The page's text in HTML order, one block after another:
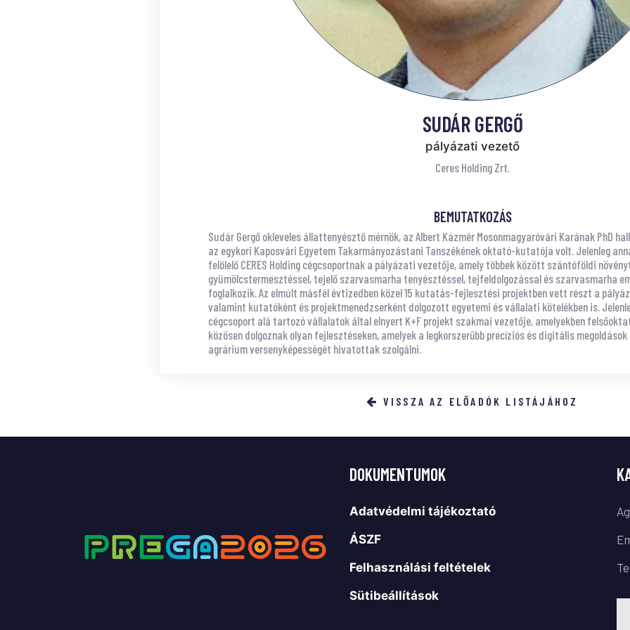
SUDÁR GERGŐ
pályázati vezető
Ceres Holding Zrt.
BEMUTATKOZÁS
Sudár Gergő okleveles állattenyésztő mérnök, az Albert Kázmér Mosonmagyaróvári Karának PhD
az egykori Kaposvári Egyetem Takarmányozástani Tanszékének oktató-kutatója volt. Jelenleg
felölelő CERES Holding cégcsoportnak a pályázati vezetője, amely többek között szántóföldi
gyümölcstermesztéssel, tejelő szarvasmarha tenyésztéssel, tejfeldolgozással és szarvasmarha
foglalkozik. Az elmúlt másfél évtizedben közel 15 kutatás-fejlesztési projektben vett részt a
valamint kutatóként és projektmenedzserként dolgozott egyetemi és vállalati kötelékben is.
cégcsoport alá tartozó vállalatok által elnyert K+F projekt szakmai vezetője, amelyekben
közösen dolgoznak olyan fejlesztéseken, amelyek a legkorszerűbb precíziós és digitális
agrárium versenyképességét hivatottak szolgálni.
VISSZA AZ ELŐADÓK LISTÁJÁHOZ
DOKUMENTUMOK
Adatvédelmi tájékoztató
ÁSZF
Felhasználási feltételek
Sütibeállítások